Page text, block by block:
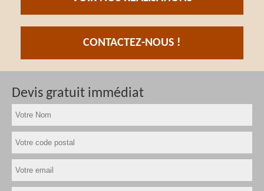
CONTACTEZ-NOUS !
Devis gratuit immédiat